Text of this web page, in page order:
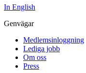
In English
Genvägar
Medlemsinloggning
Lediga jobb
Om oss
Press